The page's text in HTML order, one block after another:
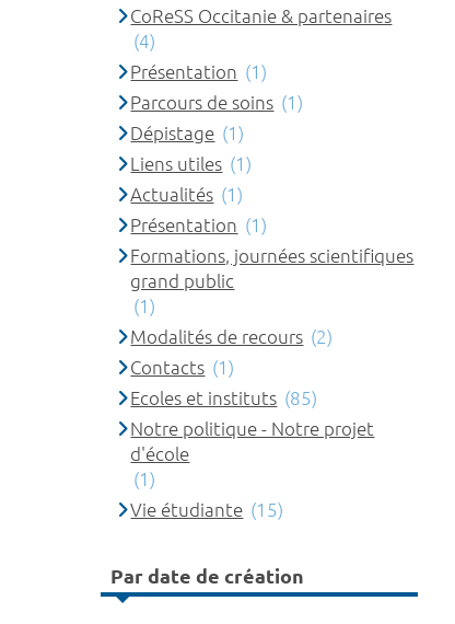
CoReSS Occitanie & partenaires
(4)
Présentation (1)
Parcours de soins (1)
Dépistage (1)
Liens utiles (1)
Actualités (1)
Présentation (1)
Formations, journées scientifiques
grand public
(1)
Modalités de recours (2)
Contacts (1)
Ecoles et instituts (85)
Notre politique - Notre projet
d'école
(1)
Vie étudiante (15)
Par date de création